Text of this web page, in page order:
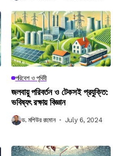
পরিবেশ ও পৃথিবী
জলবায়ু পরিবর্তন ও টেকসই প্রযুক্তি:
ভবিষ্যৎ রক্ষায় বিজ্ঞান
ড. মশিউর রহমান July 6, 2024